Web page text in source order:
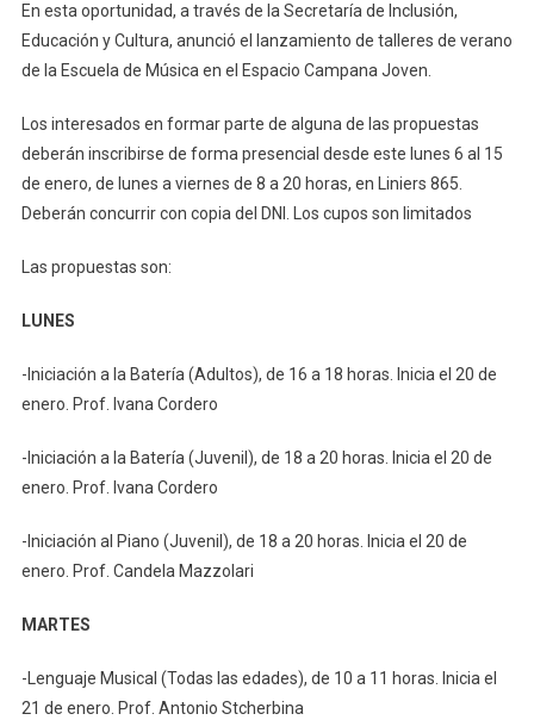
En esta oportunidad, a través de la Secretaría de Inclusión,
Educación y Cultura, anunció el lanzamiento de talleres de verano
de la Escuela de Música en el Espacio Campana Joven.
Los interesados en formar parte de alguna de las propuestas
deberán inscribirse de forma presencial desde este lunes 6 al 15
de enero, de lunes a viernes de 8 a 20 horas, en Liniers 865.
Deberán concurrir con copia del DNI. Los cupos son limitados
Las propuestas son:
LUNES
-Iniciación a la Batería (Adultos), de 16 a 18 horas. Inicia el 20 de
enero. Prof. Ivana Cordero
-Iniciación a la Batería (Juvenil), de 18 a 20 horas. Inicia el 20 de
enero. Prof. Ivana Cordero
-Iniciación al Piano (Juvenil), de 18 a 20 horas. Inicia el 20 de
enero. Prof. Candela Mazzolari
MARTES
-Lenguaje Musical (Todas las edades), de 10 a 11 horas. Inicia el
21 de enero. Prof. Antonio Stcherbina